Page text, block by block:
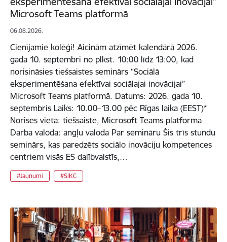
Microsoft Teams platformā
06.08.2026.
Cienījamie kolēģi! Aicinām atzīmēt kalendārā 2026.
gada 10. septembri no plkst. 10:00 līdz 13:00, kad
norisināsies tiešsaistes seminārs “Sociālā
eksperimentēšana efektīvai sociālajai inovācijai”
Microsoft Teams platformā. Datums: 2026. gada 10.
septembris Laiks: 10.00–13.00 pēc Rīgas laika (EEST)*
Norises vieta: tiešsaistē, Microsoft Teams platformā
Darba valoda: angļu valoda Par semināru Šis trīs stundu
seminārs, kas paredzēts sociālo inovāciju kompetences
centriem visās ES dalībvalstīs,…
#Jaunumi #SIKC